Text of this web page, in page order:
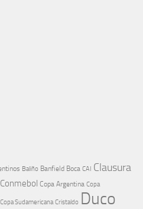
Baliño Banfield Boca CAI Clausura
Conmebol Copa Argentina Copa
Copa Sudamericana Cristaldo Duco